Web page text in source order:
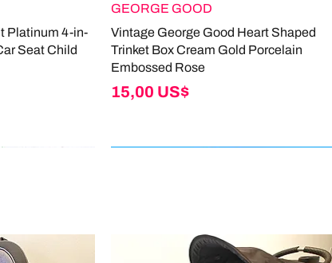
Platinum 4-in-
Seat Child
GEORGE GOOD
Vintage George Good Heart Shaped
Trinket Box Cream Gold Porcelain
Embossed Rose
Giá
15,00 US$